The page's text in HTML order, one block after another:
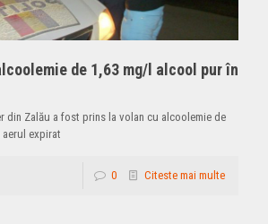
de 1,63 mg/l alcool pur în
din Zalău a fost prins la volan cu alcoolemie de
expirat
0 Citeste mai multe